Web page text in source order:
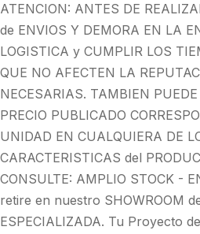
ATENCION: ANTES DE
de ENVIOS Y DEMORA EN LA
LOGISTICA y CUMPLIR LOS
QUE NO AFECTEN LA
NECESARIAS. TAMBIEN
PRECIO PUBLICADO
UNIDAD EN CUALQUIERA DE
CARACTERISTICAS del
CONSULTE: AMPLIO STOCK -
retire en nuestro SHOWROOM
ESPECIALIZADA. Tu Proyecto